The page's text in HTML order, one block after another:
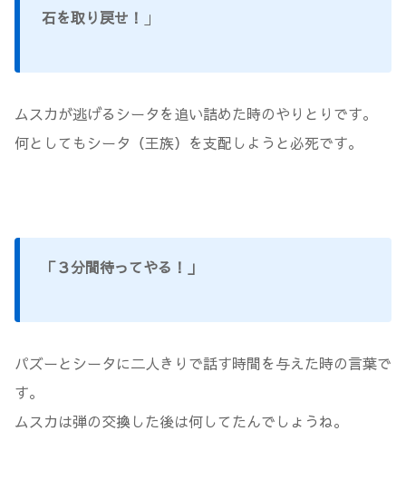
石を取り戻せ！ 」
ムスカが逃げるシータを追い詰めた時のやりとりです。
何としてもシータ（王族）を支配しようと必死です。
「３分間待ってやる！」
パズーとシータに二人きりで話す時間を与えた時の言葉で
す。
ムスカは弾の交換した後は何してたんでしょうね。